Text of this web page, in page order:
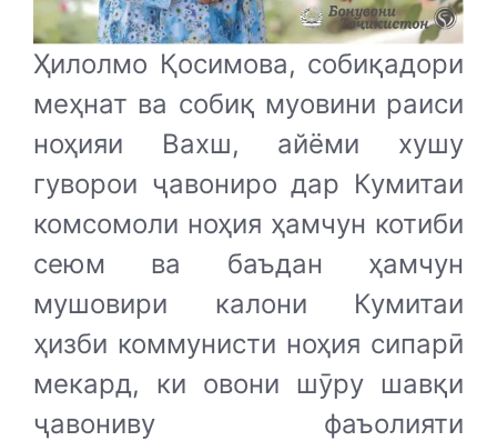
Ҳилолмо Қосимова, собиқадори
меҳнат ва собиқ муовини раиси
ноҳияи Вахш, айёми хушу
гуворои ҷавониро дар Кумитаи
комсомоли ноҳия ҳамчун котиби
сеюм ва баъдан ҳамчун
мушовири калони Кумитаи
ҳизби коммунисти ноҳия сипарӣ
мекард, ки овони шӯру шавқи
ҷавониву фаъолияти